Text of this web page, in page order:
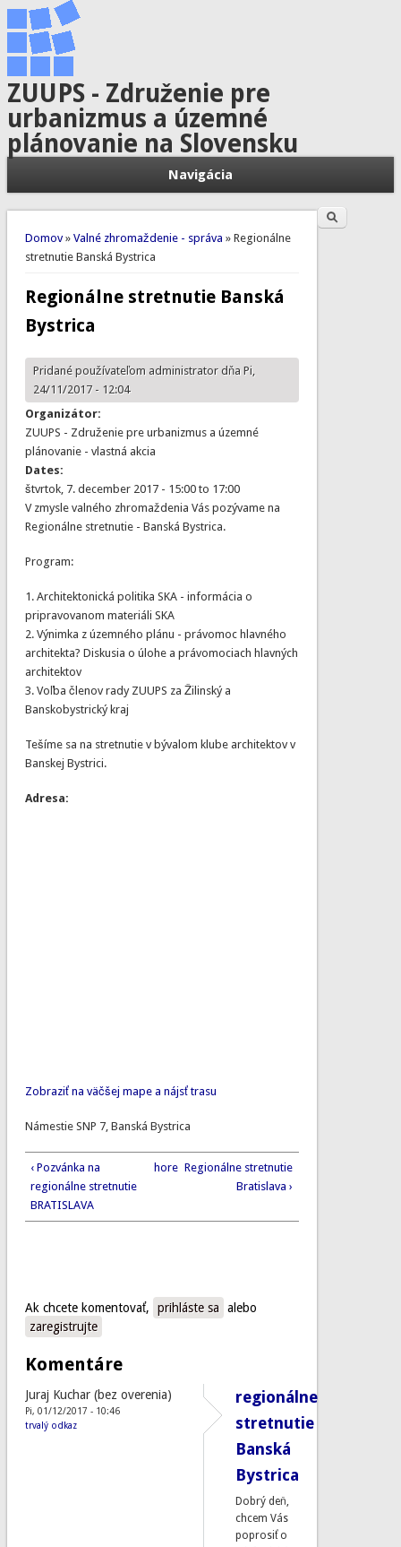
ZUUPS - Združenie pre
urbanizmus a územné
plánovanie na Slovensku
Navigácia
Nachádzate sa tu
Domov» Valné zhromaždenie - správa » Regionálne
stretnutie Banská Bystrica
Regionálne stretnutie Banská
Bystrica
Pridané používateľom administratordňa Pi,
24/11/2017 - 12:04
Organizátor:
ZUUPS - Združenie pre urbanizmus a územné
plánovanie - vlastná akcia
Dates:
štvrtok, 7. december 2017 - 15:00to 17:00
V zmysle valného zhromaždenia Vás pozývame na
Regionálne stretnutie - Banská Bystrica.
Program:
1. Architektonická politika SKA - informácia o
pripravovanom materiáli SKA
2. Výnimka z územného plánu - právomoc hlavného
architekta? Diskusia o úlohe a právomociach hlavných
architektov
3. Voľba členov rady ZUUPS za Žilinský a
Banskobystrický kraj
Tešíme sa na stretnutie v bývalom klube architektov v
Banskej Bystrici.
Adresa:
Zobraziť na väčšej mape a nájsť trasu
Námestie SNP 7, Banská Bystrica
‹ Pozvánka na
regionálne stretnutie
BRATISLAVA
hore Regionálne stretnutie
Bratislava ›
Ak chcete komentovať, prihláste sa
alebo
zaregistrujte
Komentáre
Juraj Kuchar (bez overenia)
Pi, 01/12/2017 - 10:46
trvalý odkaz
regionálne
stretnutie
Banská
Bystrica
Dobrý deň,
chcem Vás
poprosiť o
Vyhľadávanie Hľadať